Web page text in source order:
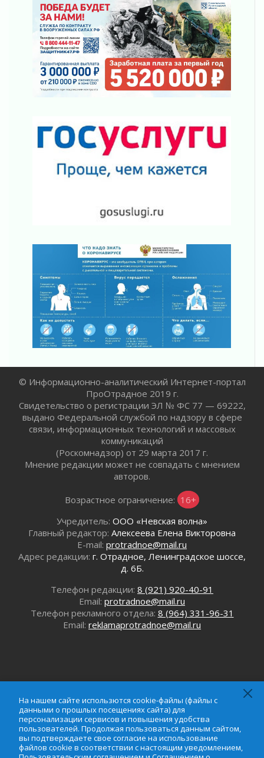
02 августа 2026
Ленобласть отметила заслуги жителей перед
регионом и страной
02 августа 2026
Ладога — не пруд
02 августа 2026
ПСК через Гослуслуги напомнит жителям
02 августа 2026
Пропавшего подростка нашли в Кировском
районе Ленобласти
02 августа 2026
Готовность №1
02 августа 2026
Километровые столбы «Дороги жизни»
отправили на реставрацию
02 августа 2026
Ленобласть внедрила передовую подготовку
операторов БПЛА
воробушка»
Юхла, мука, кантеле и Водяной
01 августа 2026
Лето катится с горки
01 августа 2026
В Ленобласти открылась экспозиция к 150-
01 августа 2026
01 августа 2026
Болезнь девственниц и вампиров
Безмолвный крик о помощи
В музей всей семьёй
01 августа 2026
Без заявлений и очередей
Все силы в кулак
Айда на пляж!
01 августа 2026
Один в поле — не воин
01 августа 2026
© Информационно-аналитический Интернет-портал
ПроОтрадное 2019 г.
Свидетельство о регистрации ЭЛ № ФС 77 — 69222,
выдано Федеральной службой по надзору в сфере
связи, информационных технологий и массовых
коммуникаций
(Роскомнадзор) от 29 марта 2017 г.
Мнение редакции может не совпадать с мнением
авторов.
Возрастное ограничение: 16+
Учредитель: ООО «Невская волна»
Главный редактор: Алексеева Елена Викторовна
E-mail: protradnoe@mail.ru
Адрес редакции: г. Отрадное, Ленинградское шоссе,
д. 6Б.
Телефон редакции: 8 (921) 920-40-91
Email: protradnoe@mail.ru
Телефон рекламного отдела: 8 (964) 331-96-31
Email: reklamaprotradnoe@mail.ru
На нашем сайте использются cookie-файлы (файлы с
данными о прошлых посещениях сайта) для
На нашем сайте использются cookie-файлы (файлы с
данными о прошлых посещениях сайта) для
персонализации сервисов и повышения удобства
пользователей. Продолжая пользоваться данным сайтом,
вы подтверждаете свое согласие на использование
файлов cookie в соответствии с настоящим уведомлением,